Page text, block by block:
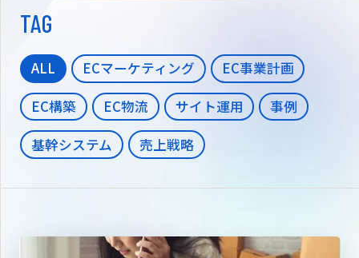
TAG
ALL ECマーケティング
EC事業計画
EC構築
EC物流 サイト運用
事例
基幹システム
売上戦略